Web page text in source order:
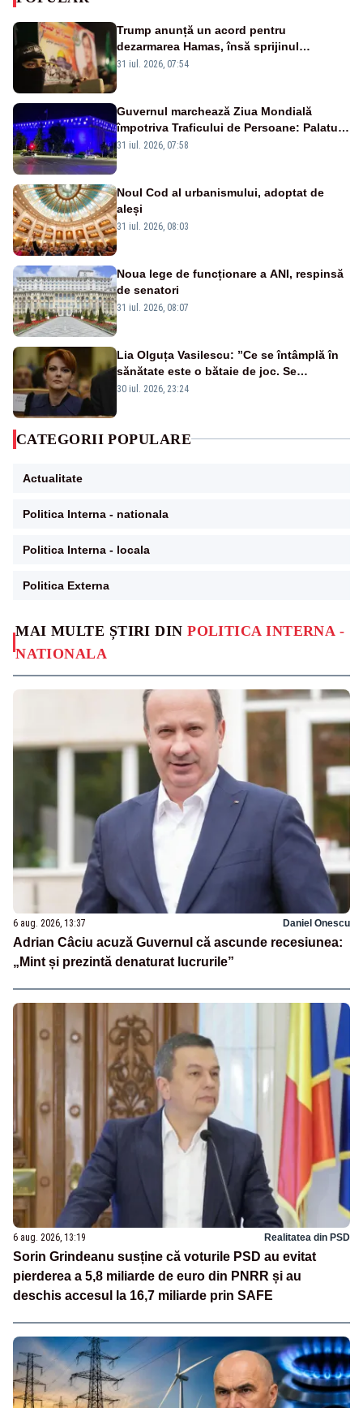
MAI MULTE ȘTIRI DINPOLITICA INTERNA -
NATIONALA
6 aug. 2026, 13:37 Daniel Onescu
Adrian Câciu acuză Guvernul că ascunde recesiunea:
„Mint și prezintă denaturat lucrurile”
6 aug. 2026, 13:19 Realitatea din PSD
Sorin Grindeanu susține că voturile PSD au evitat
pierderea a 5,8 miliarde de euro din PNRR și au
deschis accesul la 16,7 miliarde prin SAFE
Trump anunță un acord pentru
dezarmarea Hamas, însă sprijinul
Israelului rămâne incert
31 iul. 2026, 07:54
Guvernul marchează Ziua Mondială
împotriva Traficului de Persoane: Palatul
Victoria, iluminat în albastru
31 iul. 2026, 07:58
Noul Cod al urbanismului, adoptat de
aleși
31 iul. 2026, 08:03
Noua lege de funcționare a ANI, respinsă
de senatori
31 iul. 2026, 08:07
Lia Olguța Vasilescu: ”Ce se întâmplă în
sănătate este o bătaie de joc. Se
guvernează extraordinar de prost”
30 iul. 2026, 23:24
CATEGORII POPULARE
Actualitate
Politica Interna - nationala
Politica Interna - locala
Politica Externa